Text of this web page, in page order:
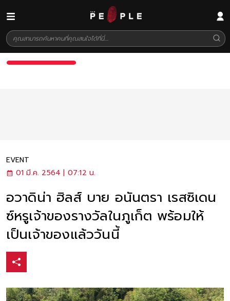
EVENT
01 มี.ค. 2564 | 07:12 น.
อวาดิน่า ฮิลส์ บาย อนันตรา เรสซิเดน
ซ์หรูเจ้าของรางวัลในภูเก็ต พร้อมให้
เป็นเจ้าของแล้ววันนี้